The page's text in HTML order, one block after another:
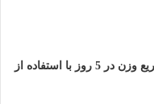
آموزش کم کردن سریع وزن در 5 روز با استفاده از